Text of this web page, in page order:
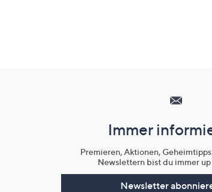
Unternehmensinformationen
Immer
Premieren, Aktionen,
Newslettern bist du immer
Newsletter